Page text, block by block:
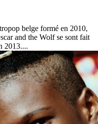
belge formé en 2010,
and the Wolf se sont fait
2013....